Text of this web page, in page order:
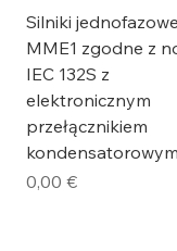
Silniki
MME1 zgodne z
IEC 132S z
elektronicznym
przełącznikiem
kondensatorowym
Cena
0,00 €